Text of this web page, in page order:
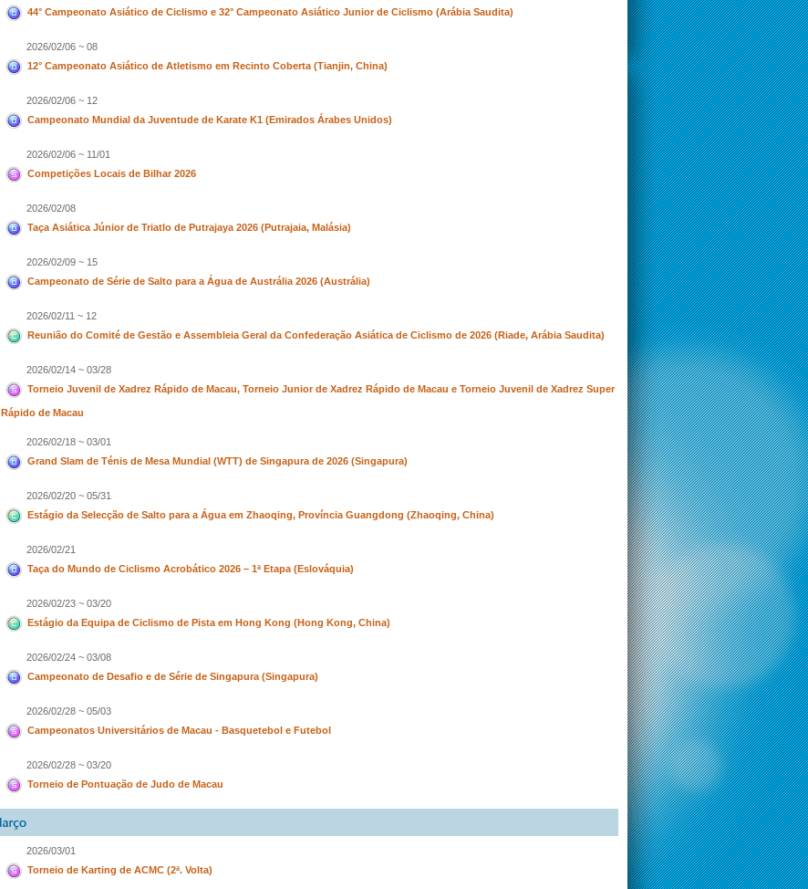
44° Campeonato Asiático de Ciclismo e 32° Campeonato Asiático Junior de Ciclismo (Arábia Saudita)
2026/02/06 ~ 08
12° Campeonato Asiático de Atletismo em Recinto Coberta (Tianjin, China)
2026/02/06 ~ 12
Campeonato Mundial da Juventude de Karate K1 (Emirados Árabes Unidos)
2026/02/06 ~ 11/01
Competições Locais de Bilhar 2026
2026/02/08
Taça Asiática Júnior de Triatlo de Putrajaya 2026 (Putrajaia, Malásia)
2026/02/09 ~ 15
Campeonato de Série de Salto para a Água de Austrália 2026 (Austrália)
2026/02/11 ~ 12
Reunião do Comité de Gestão e Assembleia Geral da Confederação Asiática de Ciclismo de 2026 (Riade, Arábia Saudita)
2026/02/14 ~ 03/28
Torneio Juvenil de Xadrez Rápido de Macau, Torneio Junior de Xadrez Rápido de Macau e Torneio Juvenil de Xadrez Super
Rápido de Macau
2026/02/18 ~ 03/01
Grand Slam de Ténis de Mesa Mundial (WTT) de Singapura de 2026 (Singapura)
2026/02/20 ~ 05/31
Estágio da Selecção de Salto para a Água em Zhaoqing, Província Guangdong (Zhaoqing, China)
2026/02/21
Taça do Mundo de Ciclismo Acrobático 2026 – 1ª Etapa (Eslováquia)
2026/02/23 ~ 03/20
Estágio da Equipa de Ciclismo de Pista em Hong Kong (Hong Kong, China)
2026/02/24 ~ 03/08
Campeonato de Desafio e de Série de Singapura (Singapura)
2026/02/28 ~ 05/03
Campeonatos Universitários de Macau - Basquetebol e Futebol
2026/02/28 ~ 03/20
Torneio de Pontuação de Judo de Macau
2026/03/01
Torneio de Karting de ACMC (2ª. Volta)